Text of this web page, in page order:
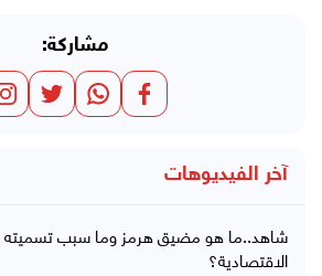
مشاركة:
آخر الفيديوهات
شاهد..ما هو مضيق هرمز وما سبب تسميته
الاقتصادية؟